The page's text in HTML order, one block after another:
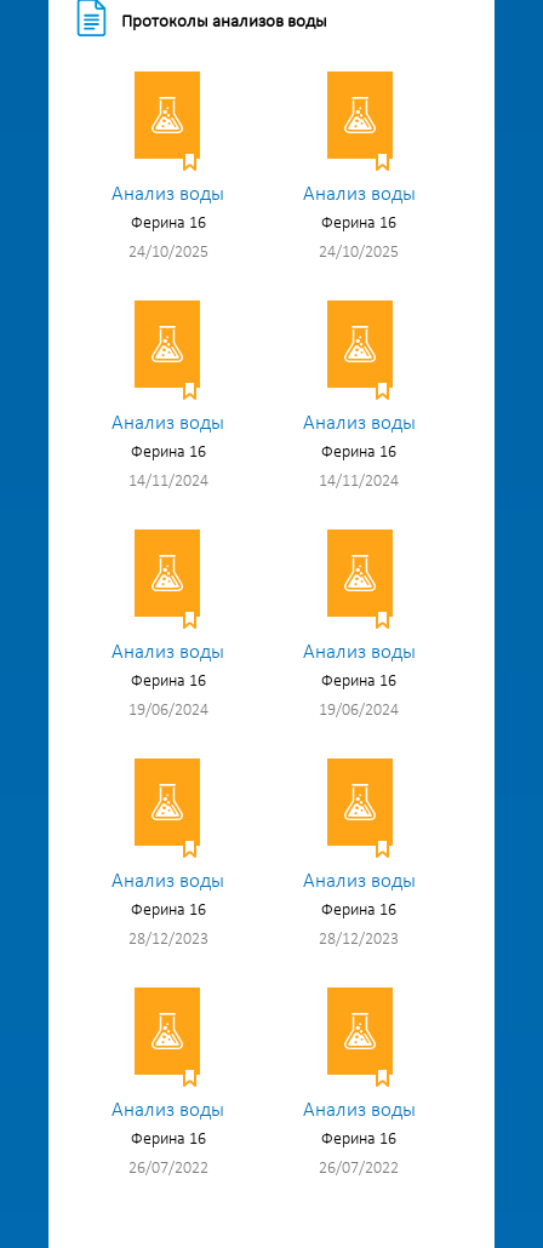
Протоколы анализов воды
Анализ воды
Ферина 16
24/10/2025
Анализ воды
Ферина 16
24/10/2025
Анализ воды
Ферина 16
14/11/2024
Анализ воды
Ферина 16
14/11/2024
Анализ воды
Ферина 16
19/06/2024
Анализ воды
Ферина 16
19/06/2024
Анализ воды
Ферина 16
28/12/2023
Анализ воды
Ферина 16
28/12/2023
Анализ воды
Ферина 16
26/07/2022
Анализ воды
Ферина 16
26/07/2022